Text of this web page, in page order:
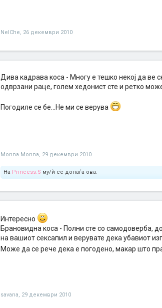
NelChe, 26 декември 2010
Дива кадрава коса - Многу е тешко некој да ве
одврзани раце, голем хедонист сте и ретко
Погодиле се бе...Не ми се верува
Monna.Monna, 29 декември 2010
На Princess.S му/ѝ се допаѓа ова.
Интересно
Брановидна коса - Полни сте со самодоверба,
на вашиот сексапил и верувате дека убавиот
Може да се рече дека е погодено, макар што
savana, 29 декември 2010